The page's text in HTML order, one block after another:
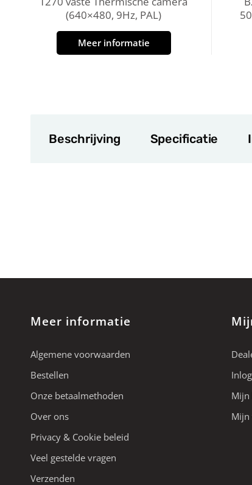
(640×480, 9Hz, PAL)
Meer informatie
Beschrijving Specificatie
Meer informatie
Algemene voorwaarden
Bestellen
Onze betaalmethoden
Over ons
Privacy & Cookie beleid
Veel gestelde vragen
Verzenden
Mijn
Mijn